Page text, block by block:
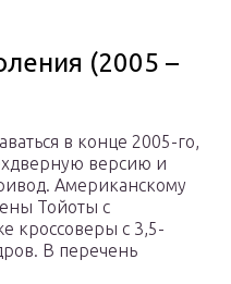
(2005 –
в конце 2005-го,
версию и
Американскому
Тойоты с
кроссоверы с 3,5-
В перечень